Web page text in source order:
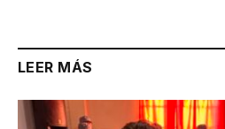
LEER MÁS